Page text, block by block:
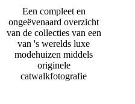
Een compleet en
ongeëvenaard overzicht
van de collecties van een
van 's werelds luxe
modehuizen middels
originele
catwalkfotografie